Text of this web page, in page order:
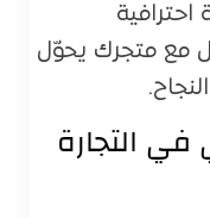
احترافية
مع متجرك يحوّل
في التجارة